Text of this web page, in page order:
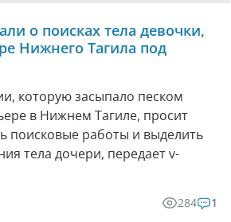
о поисках тела девочки,
Нижнего Тагила под
которую засыпало песком
в Нижнем Тагиле, просит
поисковые работы и выделить
тела дочери, передает v-
284 1